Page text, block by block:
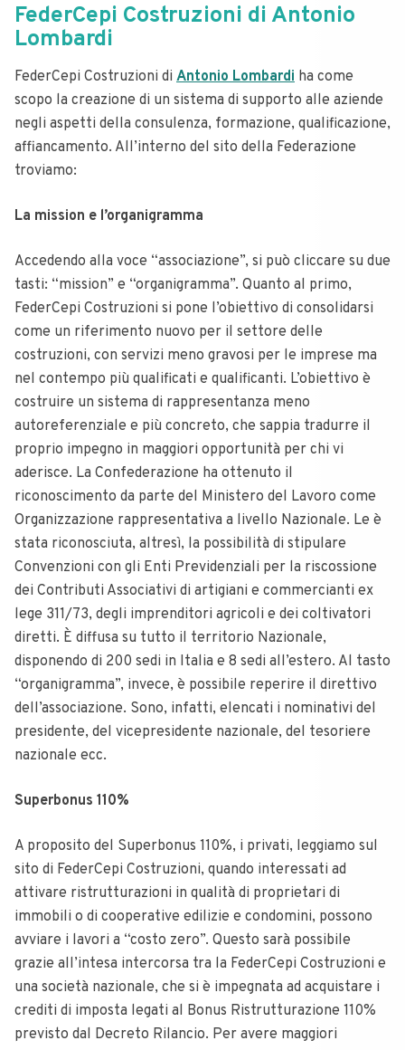
FederCepi Costruzioni di Antonio
Lombardi
FederCepi Costruzioni di Antonio Lombardi ha come
scopo la creazione di un sistema di supporto alle aziende
negli aspetti della consulenza, formazione, qualificazione,
affiancamento. All’interno del sito della Federazione
troviamo:
La mission e l’organigramma
Accedendo alla voce “associazione”, si può cliccare su due
tasti: “mission” e “organigramma”. Quanto al primo,
FederCepi Costruzioni si pone l’obiettivo di consolidarsi
come un riferimento nuovo per il settore delle
costruzioni, con servizi meno gravosi per le imprese ma
nel contempo più qualificati e qualificanti. L’obiettivo è
costruire un sistema di rappresentanza meno
autoreferenziale e più concreto, che sappia tradurre il
proprio impegno in maggiori opportunità per chi vi
aderisce. La Confederazione ha ottenuto il
riconoscimento da parte del Ministero del Lavoro come
Organizzazione rappresentativa a livello Nazionale. Le è
stata riconosciuta, altresì, la possibilità di stipulare
Convenzioni con gli Enti Previdenziali per la riscossione
dei Contributi Associativi di artigiani e commercianti ex
lege 311/73, degli imprenditori agricoli e dei coltivatori
diretti. È diffusa su tutto il territorio Nazionale,
disponendo di 200 sedi in Italia e 8 sedi all’estero. Al tasto
“organigramma”, invece, è possibile reperire il direttivo
dell’associazione. Sono, infatti, elencati i nominativi del
presidente, del vicepresidente nazionale, del tesoriere
nazionale ecc.
Superbonus 110%
A proposito del Superbonus 110%, i privati, leggiamo sul
sito di FederCepi Costruzioni, quando interessati ad
attivare ristrutturazioni in qualità di proprietari di
immobili o di cooperative edilizie e condomini, possono
avviare i lavori a “costo zero”. Questo sarà possibile
grazie all’intesa intercorsa tra la FederCepi Costruzioni e
una società nazionale, che si è impegnata ad acquistare i
crediti di imposta legati al Bonus Ristrutturazione 110%
previsto dal Decreto Rilancio. Per avere maggiori